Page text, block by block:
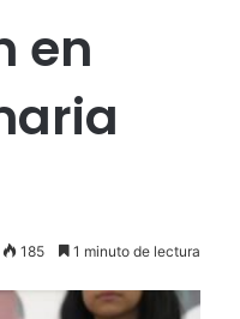
en
185 1 minuto de lectura